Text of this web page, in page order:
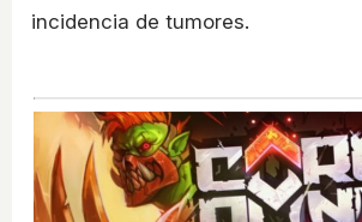
incidencia de tumores.